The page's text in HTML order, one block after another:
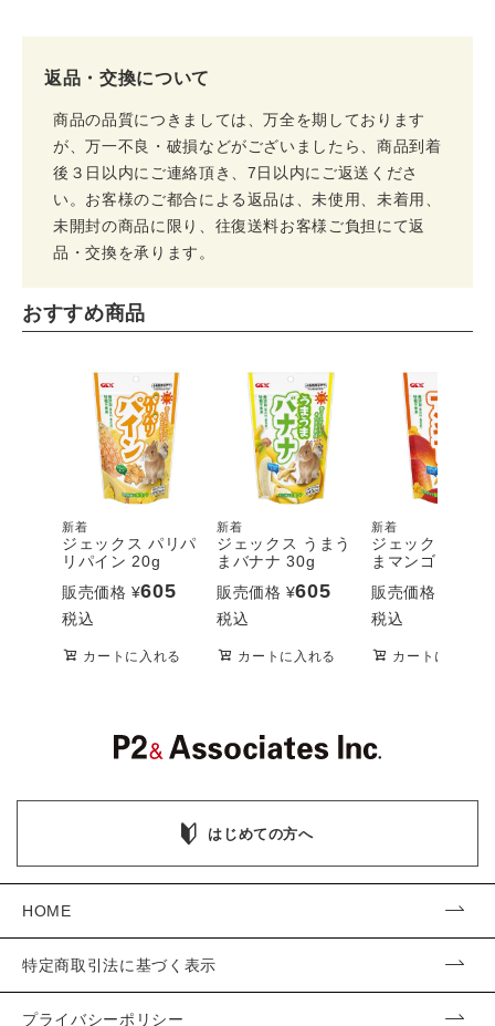
返品・交換について
商品の品質につきましては、万全を期しております
が、万一不良・破損などがございましたら、商品到着
後３日以内にご連絡頂き、7日以内にご返送くださ
い。お客様のご都合による返品は、未使用、未着用、
未開封の商品に限り、往復送料お客様ご負担にて返
品・交換を承ります。
おすすめ商品
新着
ジェックス パリパ
リパイン 20g
販売価格 ¥605
税込
カートに入れる
新着
ジェックス うまう
まバナナ 30g
販売価格 ¥605
税込
カートに入れる
新着
ジェックス うま
まマンゴー 20g
販売価格
税込
カートに入れる
はじめての方へ
HOME
特定商取引法に基づく表示
プライバシーポリシー